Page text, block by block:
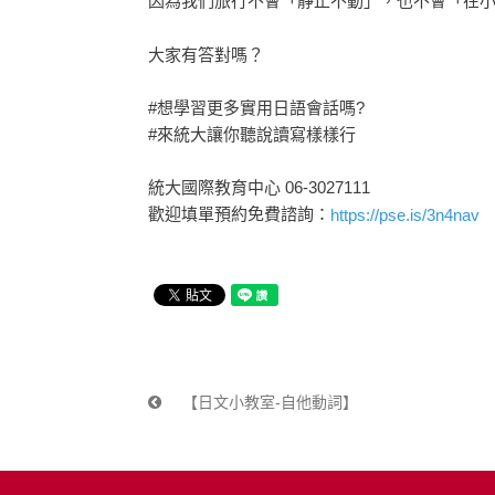
大家有答對嗎？
#想學習更多實用日語會話嗎?
#來統大讓你聽說讀寫樣樣行
統大國際教育中心 06-3027111
歡迎填單預約免費諮詢： https://pse.is/3n4nav
【日文小教室-自他動詞】